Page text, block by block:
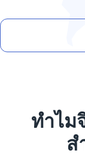
ทำไม
ส